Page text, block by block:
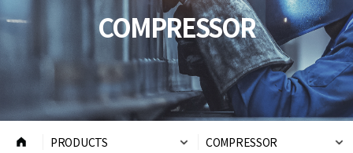
COMPRESSOR
PRODUCTS COMPRESSOR